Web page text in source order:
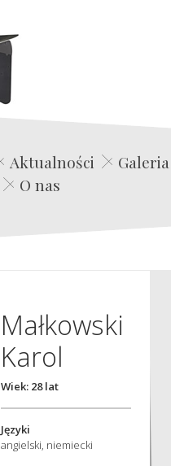
Edwin Film Agencja Aktorska
Aktualności
Galeria
O nas
Małkowski
Karol
Wiek: 28 lat
Języki
angielski, niemiecki